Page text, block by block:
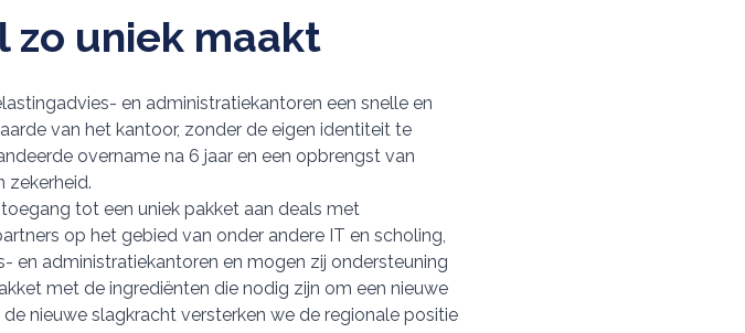
zo uniek maakt
en administratiekantoren een snelle en
van het kantoor, zonder de eigen identiteit te
overname na 6 jaar en een opbrengst van
zekerheid.
tot een uniek pakket aan deals met
op het gebied van onder andere IT en scholing,
en administratiekantoren en mogen zij ondersteuning
met de ingrediënten die nodig zijn om een nieuwe
nieuwe slagkracht versterken we de regionale positie